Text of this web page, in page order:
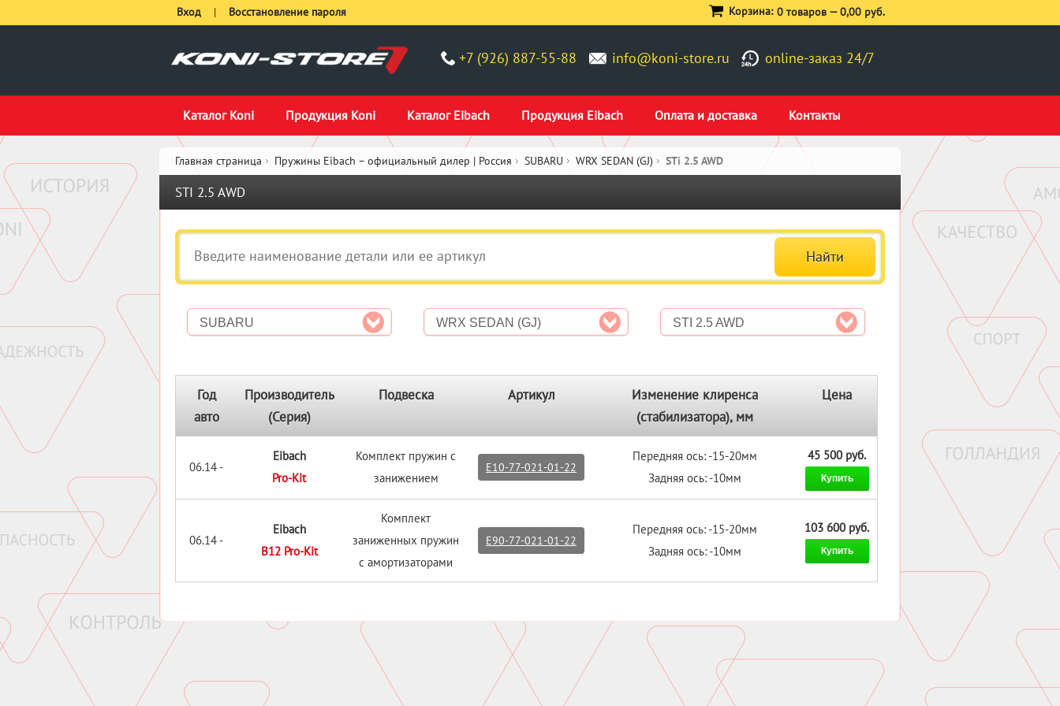
+7 (926) 887-55-88 info@koni-store.ru online-заказ 24/7
Каталог Koni Продукция Koni Каталог Eibach Продукция Eibach Оплата и доставка Контакты
Вход | Восстановление пароля Корзина: 0 товаров —0,00 руб.
Главная страница Пружины Eibach – официальный дилер | Россия SUBARU WRX SEDAN (GJ) STi 2.5 AWD
STI 2.5 AWD
SUBARU WRX SEDAN (GJ) STI 2.5 AWD
Год
авто
Производитель
(Серия)
Подвеска Артикул
Изменение клиренса
(стабилизатора), мм
Цена
06.14 -
Eibach
Pro-Kit
Комплект пружин с
занижением
E10-77-021-01-22
Передняя ось: -15-20мм
Задняя ось: -10мм
45 500 руб.
Купить
06.14 -
Eibach
B12 Pro-Kit
Комплект
заниженных пружин
с амортизаторами
E90-77-021-01-22
Передняя ось: -15-20мм
Задняя ось: -10мм
103 600 руб.
Купить